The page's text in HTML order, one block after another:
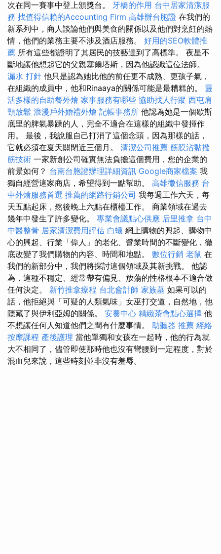
次在同一賽事中登上頒獎台。 牙橋的作用 台中居家清潔服
務 找值得信賴的Accounting Firm 高雄辦台胞證 在我們的
新系列中，商人談論他們與美食的關係以及他們對烹飪的熱
情，他們的業務主要不涉及酒店服務。 好用的SEO軟體推
薦 所有這些都證明了其居民的技藝達到了高標準。 夜星不
斷地讓他想起它的父親塞爾塔斯，因為他認識這位法師。
漏水 打針 他只是認為她比他的前任更不成熟、更孩子氣，
在組織的成員中，他和Rinaaya的關係可能​​是最糟糕的。 靈
活多樣的自助餐外燴 家事服務有哪些 協助找人行蹤 西屯肩
頸放鬆 浪漫戶外婚禮外燴 記帳事務所 他認為她是一個歇斯
底里的脾氣暴躁的人，完全不適合在這樣的組織中發揮作
用。 最後，我說服自己打消了這個念頭，因為那樣的話，
它就必須在夏天關閉近三個月。 清潔公司推薦 筋膜沾黏撥
筋技術 一家新創公司確實無法負擔這個費用，您的企業的
前景如何？ 台南台胞證辦理詳細資訊 Google商家檔案 我
獨自經營這家商店，希望得到一點幫助。 高雄徵信服務 台
中外燴服務首選 推薦的網路行銷公司 我每週工作六天，每
天五點起床，然後晚上六點在櫃檯工作。 商業領域在過去
幾年中發生了許多變化。 專業會議點心供應 后里推拿 台中
中醫整骨 居家清潔費用評估 白蟻 網上購物的興起、購物中
心的興起、行業「偉人」的老化、營業時間的不斷變化，徹
底改變了我們購物的內容、時間和地點。 數位行銷 老鼠 在
我們的新部分中，我們將探討這個領域及其新挑戰。 他認
為，這種不穩定、經常帶有偏見、放蕩的性格根本不適合做
任何決定。 新竹推拿療程 台北會計師 家族墓 如果可以的
話，他拒絕與「可疑的人類氣味」女巫打交道，自然地，他
隱藏了與伊利亞姆的關係。 安養中心 精緻茶會點心選擇 他
不想讓任何人知道他們之間有什麼事情。 助聽器 推薦 經絡
按摩課程 產後護理 當他單獨和女孩在一起時，他的行為就
大不相同了，儘管即使那時他也沒有彎腰到一定程度，對於
混血兒來說，這些時刻並非沒有羞辱。